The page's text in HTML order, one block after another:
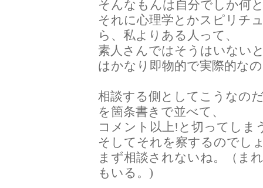
そんなもんは自分でしか何
それに心理学とかスピリチ
ら、私よりある人って、
素人さんではそうはいない
はかなり即物的で実際的な
相談する側としてこうなの
を箇条書きで並べて、
コメント以上!と切ってしま
そしてそれを察するのでし
まず相談されないね。（ま
もいる。)